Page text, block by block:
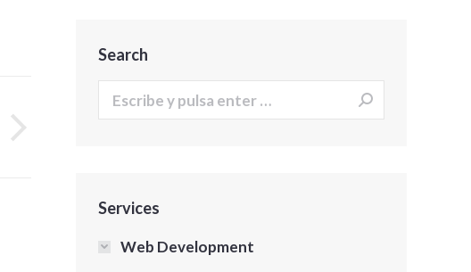
Search
Buscar:
Services
Web Development